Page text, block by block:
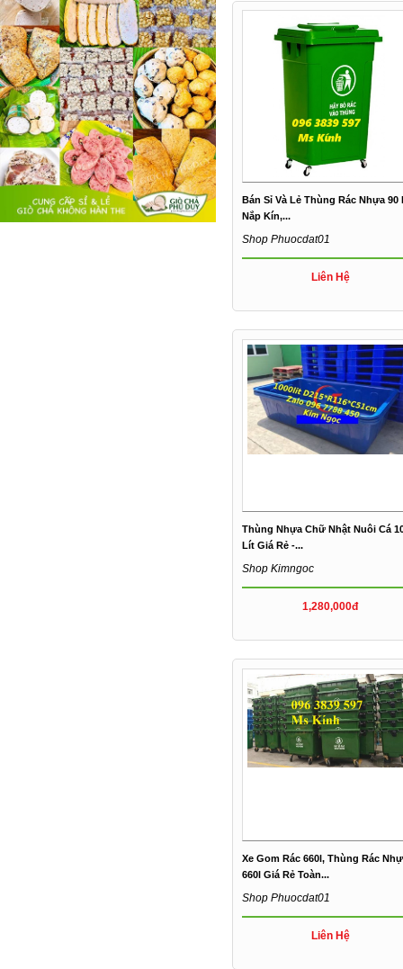
Bán Sỉ Và Lẻ Thùng Rác Nhựa 90
Nắp Kín,...
Shop Phuocdat01
Liên Hệ
Thùng Nhựa Chữ Nhật Nuôi Cá
Lít Giá Rẻ -...
Shop Kimngoc
1,280,000đ
Xe Gom Rác 660l, Thùng Rác
660l Giá Rẻ Toàn...
Shop Phuocdat01
Liên Hệ